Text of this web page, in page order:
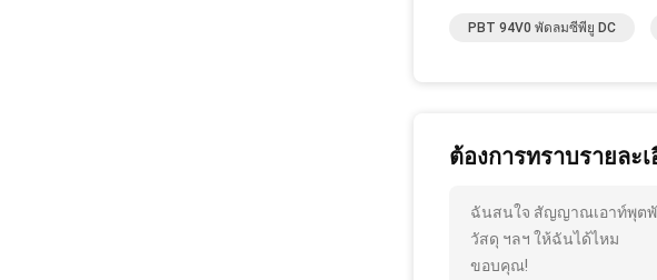
PBT 94V0 พัดลมซีพียู DC
ต้องการทราบรายละ
ฉันสนใจ สัญญาณเอาท์พุตพั
วัสดุ ฯลฯ ให้ฉันได้ไหม
ขอบคุณ!